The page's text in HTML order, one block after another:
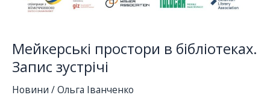
Мейкерські простори в бібліотеках.
Запис зустрічі
Новини /Ольга Іванченко